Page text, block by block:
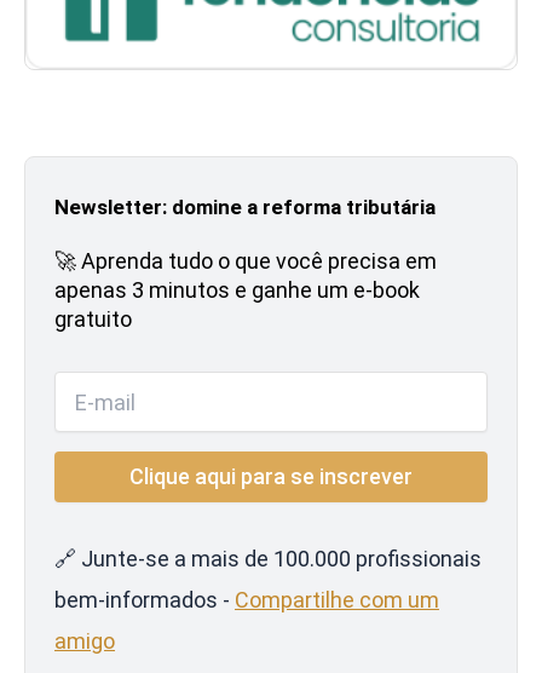
Newsletter: domine a reforma tributária
🚀 Aprenda tudo o que você precisa em
apenas 3 minutos e ganhe um e-book
gratuito
🔗 Junte-se a mais de 100.000 profissionais
bem-informados - Compartilhe com um
amigo